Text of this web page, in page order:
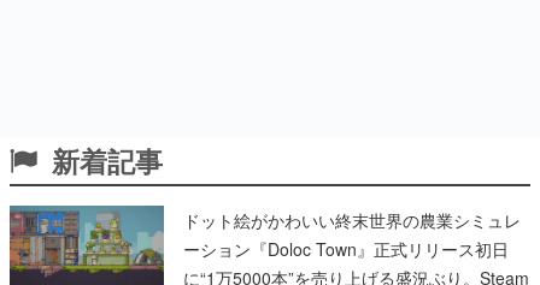
新着記事
ドット絵がかわいい終末世界の農業シミュレ
ーション『Doloc Town』正式リリース初日
に“1万5000本”を売り上げる盛況ぶり。Steam